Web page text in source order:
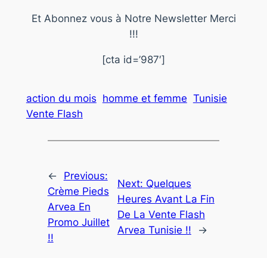
Et Abonnez vous à Notre Newsletter Merci
!!!
[cta id=’987′]
action du mois homme et femme Tunisie
Vente Flash
←
Previous:
Crème Pieds
Arvea En
Promo Juillet
!!
Next: Quelques
Heures Avant La Fin
De La Vente Flash
Arvea Tunisie !!
→